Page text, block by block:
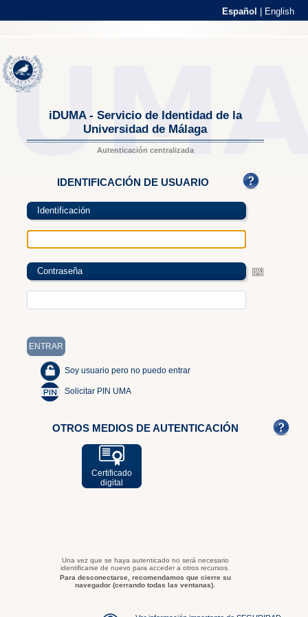
Español English
iDUMA - Servicio de Identidad de la
Universidad de Málaga
Autenticación centralizada
IDENTIFICACIÓN DE USUARIO
Identificación
Contraseña
Soy usuario pero no puedo entrar
Solicitar PIN UMA
OTROS MEDIOS DE AUTENTICACIÓN
Certificado
digital
Una vez que se haya autenticado no será necesario
identificarse de nuevo para acceder a otros recursos.
Para desconectarse, recomendamos que cierre su
navegador (cerrando todas las ventanas).